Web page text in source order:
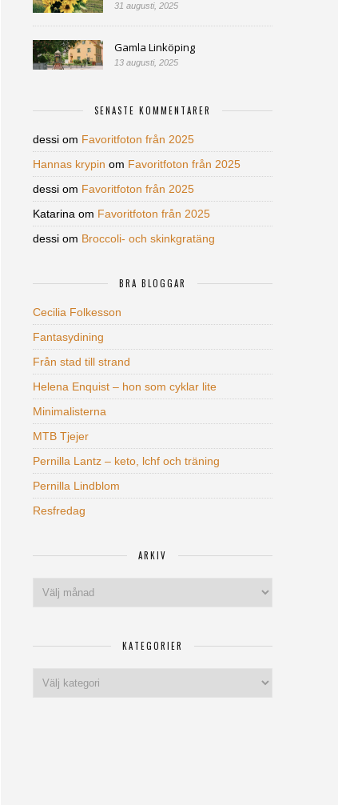
31 augusti, 2025
Gamla Linköping
13 augusti, 2025
SENASTE KOMMENTARER
dessi om Favoritfoton från 2025
Hannas krypin om Favoritfoton från 2025
dessi om Favoritfoton från 2025
Katarina om Favoritfoton från 2025
dessi om Broccoli- och skinkgratäng
BRA BLOGGAR
Cecilia Folkesson
Fantasydining
Från stad till strand
Helena Enquist – hon som cyklar lite
Minimalisterna
MTB Tjejer
Pernilla Lantz – keto, lchf och träning
Pernilla Lindblom
Resfredag
ARKIV
KATEGORIER